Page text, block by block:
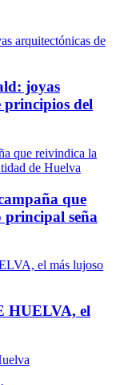
joyas
principios del
que
seña
HUELVA, el